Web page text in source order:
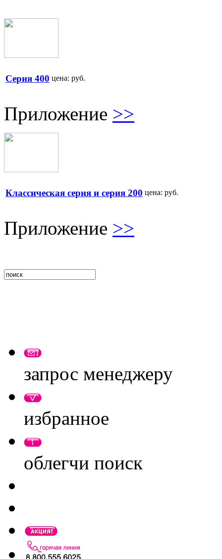
Серия 400 цена: руб.
Приложение >>
Классическая серия и серия 200 цена: руб.
Приложение >>
запрос менеджеру
избранное
облегчи поиск